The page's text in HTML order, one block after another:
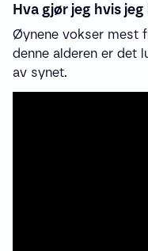
Hva gjør jeg hvis
Øynene vokser mest
denne alderen er det
av synet.